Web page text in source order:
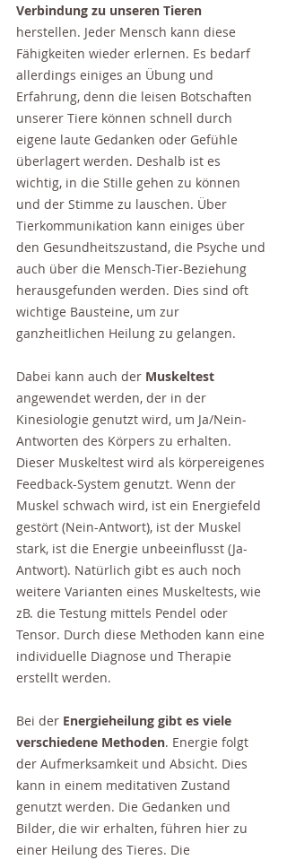
Verbindung zu unseren Tieren
herstellen. Jeder Mensch kann diese
Fähigkeiten wieder erlernen. Es bedarf
allerdings einiges an Übung und
Erfahrung, denn die leisen Botschaften
unserer Tiere können schnell durch
eigene laute Gedanken oder Gefühle
überlagert werden. Deshalb ist es
wichtig, in die Stille gehen zu können
und der Stimme zu lauschen. Über
Tierkommunikation kann einiges über
den Gesundheitszustand, die Psyche und
auch über die Mensch-Tier-Beziehung
herausgefunden werden. Dies sind oft
wichtige Bausteine, um zur
ganzheitlichen Heilung zu gelangen.
Dabei kann auch der Muskeltest
angewendet werden, der in der
Kinesiologie genutzt wird, um Ja/Nein-
Antworten des Körpers zu erhalten.
Dieser Muskeltest wird als körpereigenes
Feedback-System genutzt. Wenn der
Muskel schwach wird, ist ein Energiefeld
gestört (Nein-Antwort), ist der Muskel
stark, ist die Energie unbeeinflusst (Ja-
Antwort). Natürlich gibt es auch noch
weitere Varianten eines Muskeltests, wie
zB. die Testung mittels Pendel oder
Tensor. Durch diese Methoden kann eine
individuelle Diagnose und Therapie
erstellt werden.
Bei der Energieheilung gibt es viele
verschiedene Methoden. Energie folgt
der Aufmerksamkeit und Absicht. Dies
kann in einem meditativen Zustand
genutzt werden. Die Gedanken und
Bilder, die wir erhalten, führen hier zu
einer Heilung des Tieres. Die